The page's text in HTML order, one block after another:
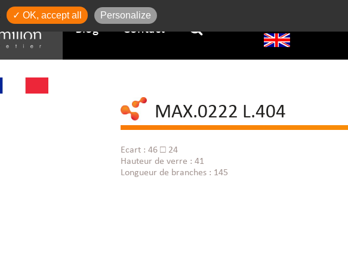
Blog Contact
MAX.0222 L.404
Ecart : 46 □ 24
Hauteur de verre : 41
Longueur de branches : 145
✓ OK, accept all Personalize